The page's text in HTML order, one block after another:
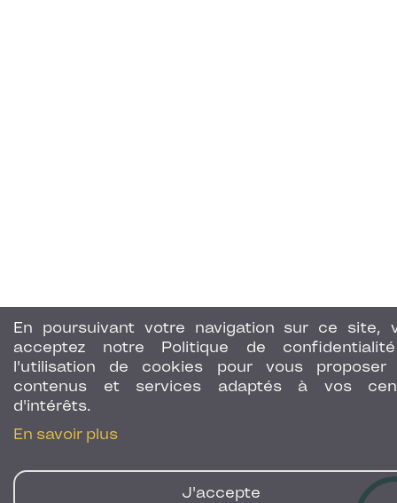
En poursuivant votre navigation sur ce site,
acceptez notre Politique de
l'utilisation de cookies pour vous proposer
contenus et services adaptés à vos
d'intérêts.
En savoir plus
J'accepte